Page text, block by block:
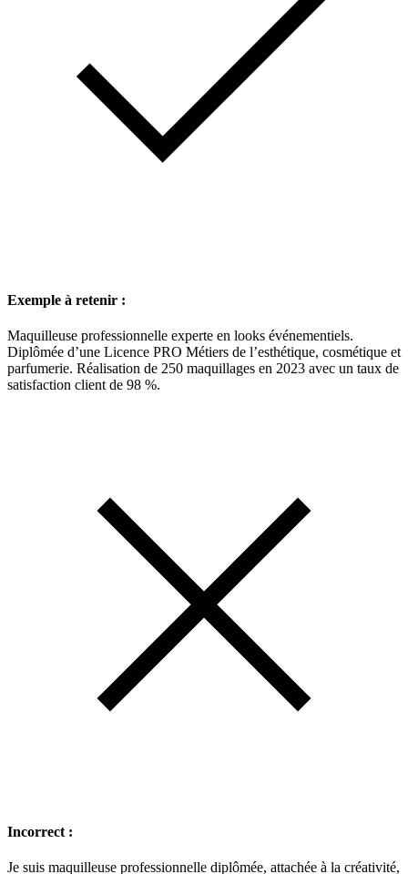
Exemple à retenir :
Maquilleuse professionnelle experte en looks événementiels.
Diplômée d’une Licence PRO Métiers de l’esthétique, cosmétique et
parfumerie. Réalisation de 250 maquillages en 2023 avec un taux de
satisfaction client de 98 %.
Incorrect :
Je suis maquilleuse professionnelle diplômée, attachée à la créativité,